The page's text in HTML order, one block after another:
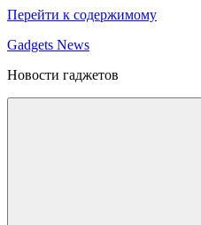
Перейти к содержимому
Gadgets News
Новости гаджетов